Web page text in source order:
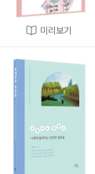
미리보기